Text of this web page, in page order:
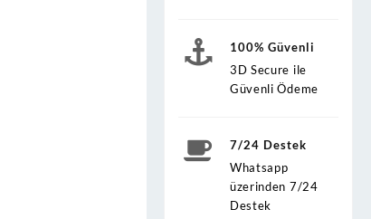
100% Güvenli
3D Secure ile
Güvenli Ödeme
7/24 Destek
Whatsapp
üzerinden 7/24
Destek